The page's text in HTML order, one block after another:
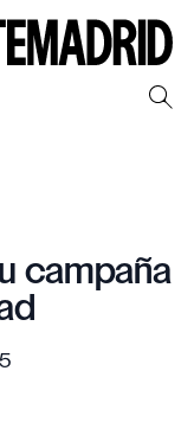
campaña